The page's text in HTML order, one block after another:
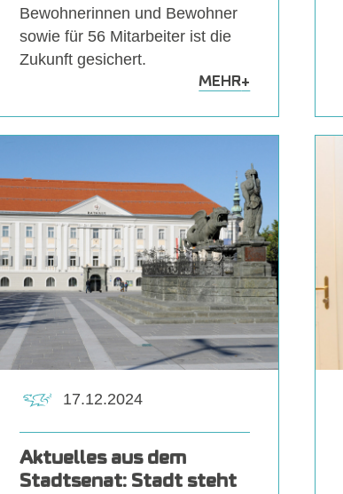
Bewohnerinnen und Bewohner
sowie für 56 Mitarbeiter ist die
Zukunft gesichert.
MEHR+
Aktuelles aus dem
Stadtsenat: Stadt steht
17.12.2024